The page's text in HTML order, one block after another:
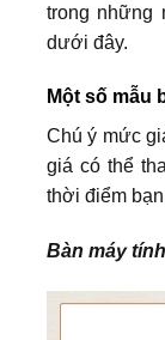
trong những
dưới đây.
Một số mẫu
Chú ý mức
giá có thể
thời điểm
Bàn máy